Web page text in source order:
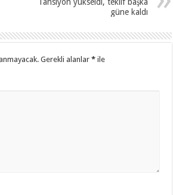
güne kaldı
Gerekli alanlar* ile